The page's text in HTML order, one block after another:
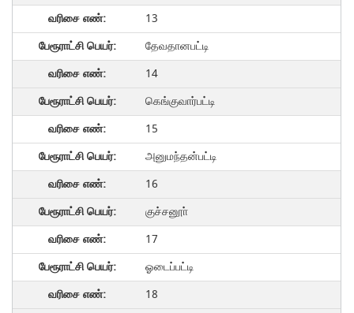
13
தேவதானபட்டி
14
கெங்குவார்பட்டி
15
அனுமந்தன்பட்டி
16
குச்சனூா்
17
ஓடைப்பட்டி
18